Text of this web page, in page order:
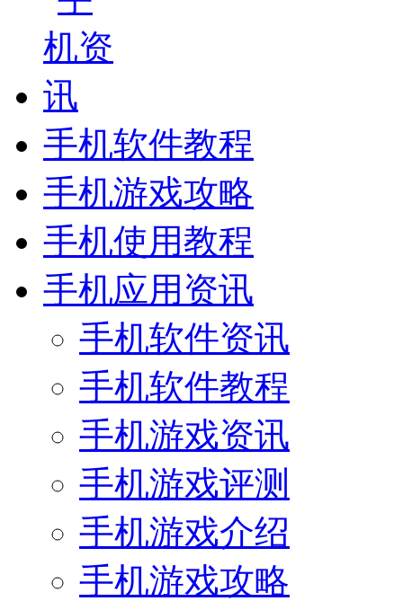
手机软件教程
手机游戏攻略
手机使用教程
手机应用资讯
手机软件资讯
手机软件教程
手机游戏资讯
手机游戏评测
手机游戏介绍
手机游戏攻略